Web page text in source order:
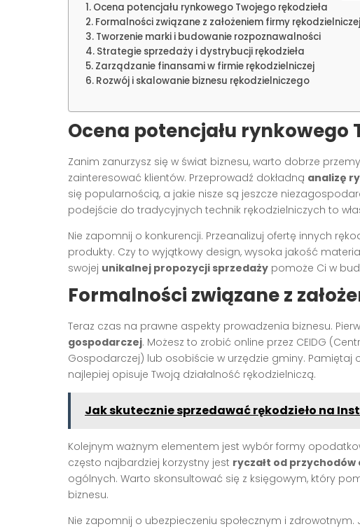
Ocena potencjału rynkowego Twojego rękodzieła
Formalności związane z założeniem firmy rękodzielniczej
Tworzenie marki i budowanie rozpoznawalności
Strategie sprzedaży i dystrybucji rękodzieła
Zarządzanie finansami w firmie rękodzielniczej
Rozwój i skalowanie biznesu rękodzielniczego
Ocena potencjału rynkowego
Zanim zanurzysz się w świat biznesu, warto dobrze
zainteresować klientów. Przeprowadź dokładną analizę
się popularnością, a jakie nisze są jeszcze
podejście do tradycyjnych technik rękodzielniczych to
Nie zapomnij o konkurencji. Przeanalizuj ofertę innych
produkty. Czy to wyjątkowy design, wysoka jakość
swojej unikalnej propozycji sprzedaży pomoże Ci w
Formalności związane z
Teraz czas na prawne aspekty prowadzenia biznesu.
gospodarczej. Możesz to zrobić online przez CEIDG
Gospodarczej) lub osobiście w urzędzie gminy. Pamiętaj
najlepiej opisuje Twoją działalność rękodzielniczą.
Jak skutecznie sprzedawać rękodzieło na
Kolejnym ważnym elementem jest wybór formy
często najbardziej korzystny jest ryczałt od
ogólnych. Warto skonsultować się z księgowym, który
biznesu.
Nie zapomnij o ubezpieczeniu społecznym i